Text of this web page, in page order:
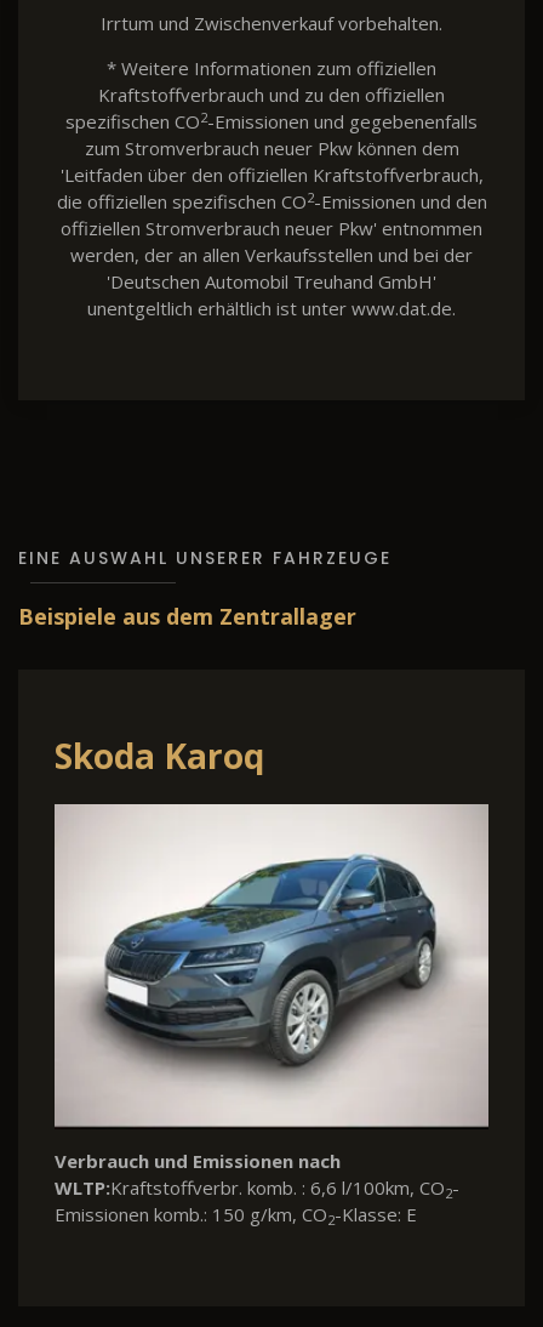
Irrtum und Zwischenverkauf vorbehalten.
* Weitere Informationen zum offiziellen
Kraftstoffverbrauch und zu den offiziellen
spezifischen CO2-Emissionen und gegebenenfalls
zum Stromverbrauch neuer Pkw können dem
'Leitfaden über den offiziellen Kraftstoffverbrauch,
die offiziellen spezifischen CO2-Emissionen und den
offiziellen Stromverbrauch neuer Pkw' entnommen
werden, der an allen Verkaufsstellen und bei der
'Deutschen Automobil Treuhand GmbH'
unentgeltlich erhältlich ist unter www.dat.de.
EINE AUSWAHL UNSERER FAHRZEUGE
Beispiele aus dem Zentrallager
Skoda Karoq
Verbrauch und Emissionen nach
WLTP:Kraftstoffverbr. komb. : 6,6 l/100km, CO2-
Emissionen komb.: 150 g/km, CO2-Klasse: E